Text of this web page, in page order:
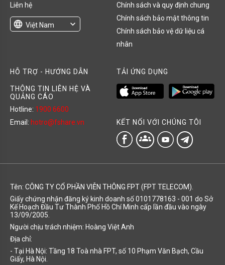
Liên hệ
language Việt Nam
expand_more
Chính sách và quy định chung
Chính sách bảo mật thông tin
Chính sách bảo vệ dữ liệu cá
nhân
HỖ TRỢ - HƯỚNG DẪN
THÔNG TIN LIÊN HỆ VÀ
QUẢNG CÁO
Hotline: 1900 6600
Email: hotro@fshare.vn
TẢI ỨNG DỤNG
KẾT NỐI VỚI CHÚNG TÔI
groups
Tên: CÔNG TY CỔ PHẦN VIỄN THÔNG FPT (FPT TELECOM).
Giấy chứng nhận đăng ký kinh doanh số 0101778163 - 001 do Sở
Kế Hoạch Đầu Tư Thành Phố Hồ Chí Minh cấp lần đầu vào ngày
13/09/2005.
Người chịu trách nhiệm: Hoàng Việt Anh
Địa chỉ:
- Tại Hà Nội: Tầng 18 Toà nhà FPT, số 10 Phạm Văn Bạch, Cầu
Giấy, Hà Nội.